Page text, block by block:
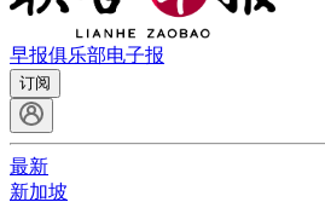
早报俱乐部电子报
订阅
最新
新加坡